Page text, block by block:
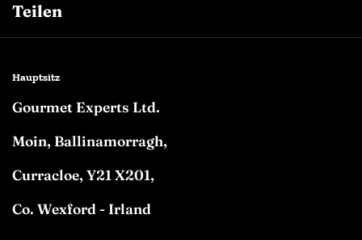
Teilen
Hauptsitz
Gourmet Experts Ltd.
Moin, Ballinamorragh,
Curracloe, Y21 X201,
Co. Wexford - Irland